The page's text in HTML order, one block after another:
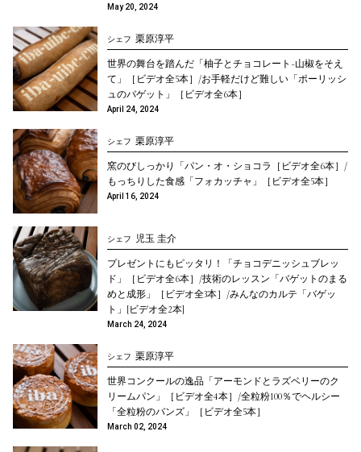
May 20, 2024
シェフ 栗原淳平
世界の舞台を踏んだ「柚子とチョコレート~山椒をそえ
て」［ビデオ全5本］/お手軽だけど難しい「ポーリッシ
ュのバゲット」［ビデオ全6本］
April 24, 2024
シェフ 栗原淳平
窯のびしっかり「パン・オ・ショコラ［ビデオ全6本］/
もっちりした食感「フォカッチャ」［ビデオ全5本］
April 16, 2024
シェフ 児玉 圭介
プレゼントにもピッタリ！「チョコデニッシュブレッ
ド」［ビデオ全6本］/技術のレッスン「バゲットのまる
めと成形」［ビデオ全3本］/みんなのカルテ「バゲッ
ト」[ビデオ全2本]
March 24, 2024
シェフ 栗原淳平
世界コンクールの逸品「アーモンドとラズベリーのク
リームパン」［ビデオ全4本］/全粒粉100％でヘルシー
「全粒粉のバンズ」［ビデオ全5本］
March 02, 2024
月額
お申し込み